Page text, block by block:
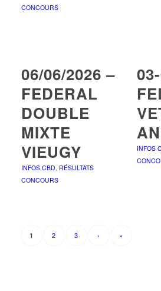
CONCOURS
06/06/2026 –
FEDERAL
DOUBLE
MIXTE
VIEUGY
INFOS CBD, RÉSULTATS
CONCOURS
INFOS
1 2 3 › »
Lafiandra en